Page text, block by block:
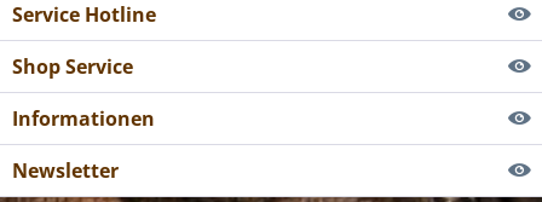
Service Hotline
Shop Service
Informationen
Newsletter